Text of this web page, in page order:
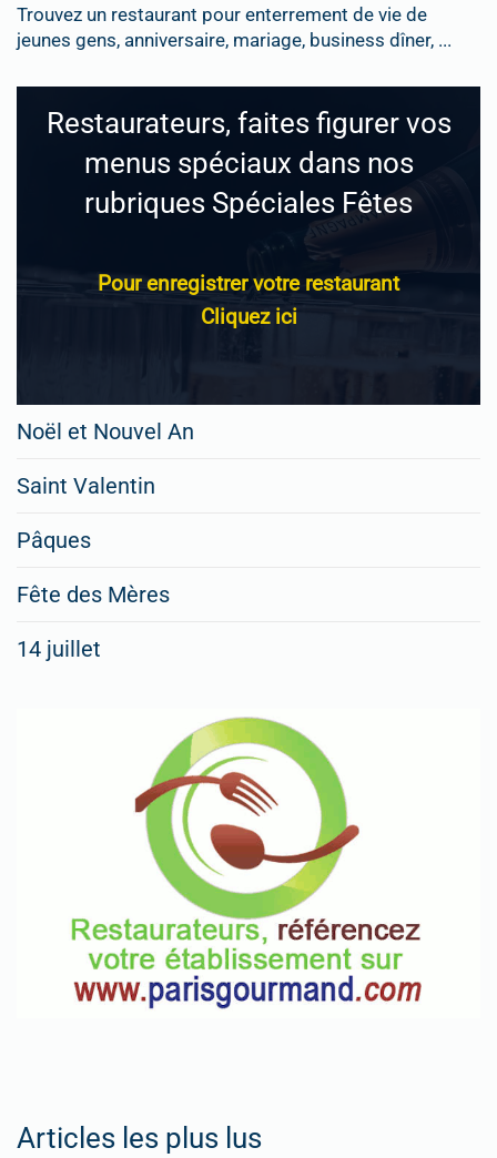
Trouvez un restaurant pour enterrement de vie de
jeunes gens, anniversaire, mariage, business dîner, ...
Restaurateurs, faites figurer vos
menus spéciaux dans nos
rubriques Spéciales Fêtes
Pour enregistrer votre restaurant
Cliquez ici
Noël et Nouvel An
Saint Valentin
Pâques
Fête des Mères
14 juillet
Articles les plus lus